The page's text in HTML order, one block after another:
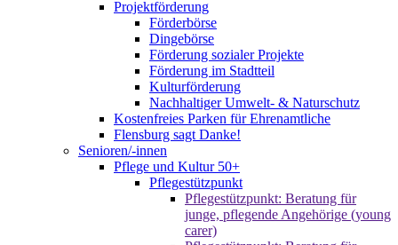
Projektförderung
Förderbörse
Dingebörse
Förderung sozialer Projekte
Förderung im Stadtteil
Kulturförderung
Nachhaltiger Umwelt- & Naturschutz
Kostenfreies Parken für Ehrenamtliche
Flensburg sagt Danke!
Senioren/-innen
Pflege und Kultur 50+
Pflegestützpunkt
Pflegestützpunkt: Beratung für
junge, pflegende Angehörige (young
carer)